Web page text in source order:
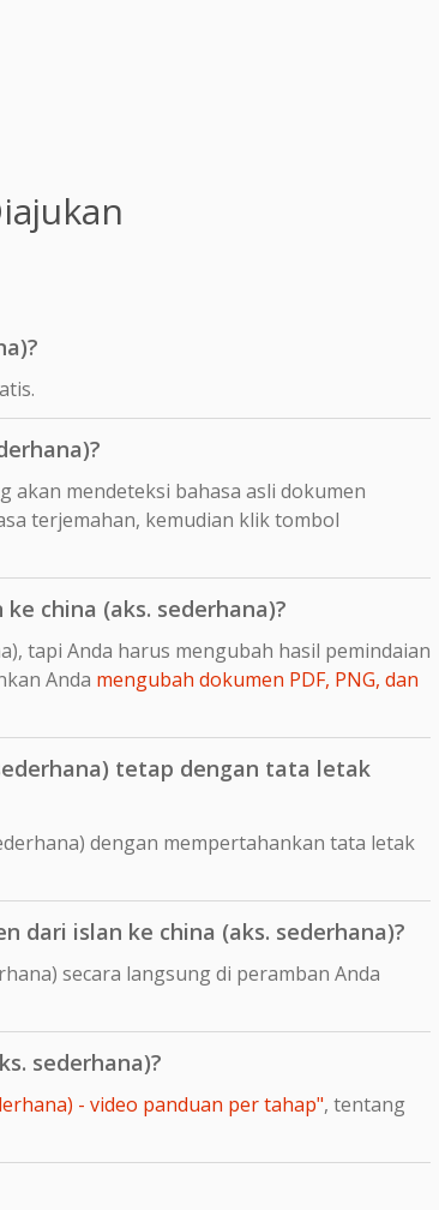
mendeteksi bahasa asli dokumen
terjemahan, kemudian klik tombol
china (aks. sederhana)?
tapi Anda harus mengubah hasil pemindaian
Anda mengubah dokumen PDF, PNG, dan
tetap dengan tata letak
dengan mempertahankan tata letak
dari islan ke china (aks. sederhana)?
secara langsung di peramban Anda
sederhana)?
- video panduan per tahap", tentang